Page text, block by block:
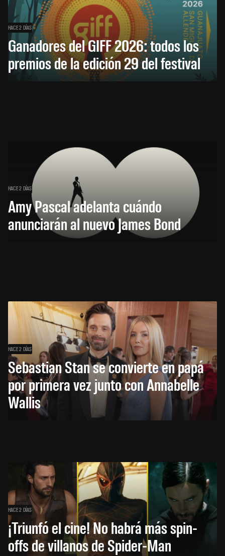
HACE 2 DÍAS
Ganadores del GIFF 2026: todos los
premios de la edición 29 del festival
HACE 2 DÍAS
Amy Pascal adelanta cuándo
anunciarán al nuevo James Bond
HACE 2 DÍAS
Sebastian Stan se convierte en papá
por primera vez junto con Annabelle
Wallis
HACE 2 DÍAS
¡Triunfó el cine! No habrá más spin-
offs de villanos de Spider-Man